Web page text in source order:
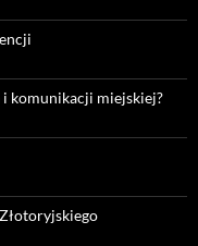
komunikacji miejskiej?